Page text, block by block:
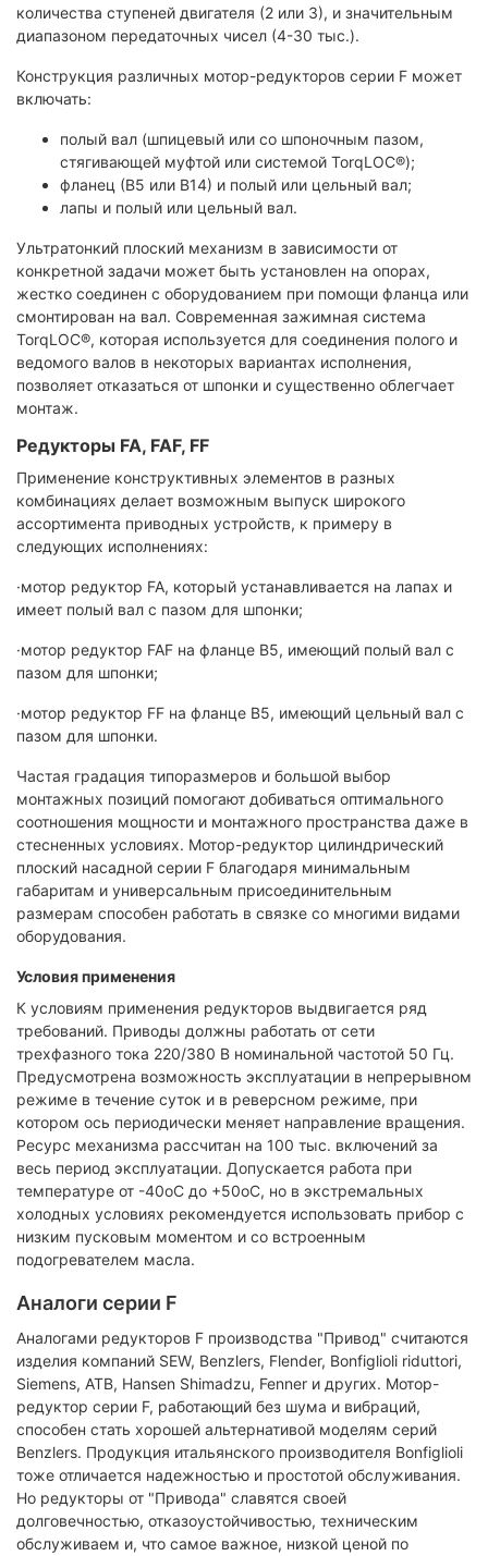
количества ступеней двигателя (2 или 3), и значительным
диапазоном передаточных чисел (4-30 тыс.).
Конструкция различных мотор-редукторов серии F может
включать:
полый вал (шпицевый или со шпоночным пазом,
стягивающей муфтой или системой TorqLOC®);
фланец (В5 или В14) и полый или цельный вал;
лапы и полый или цельный вал.
Ультратонкий плоский механизм в зависимости от
конкретной задачи может быть установлен на опорах,
жестко соединен с оборудованием при помощи фланца или
смонтирован на вал. Современная зажимная система
TorqLOC®, которая используется для соединения полого и
ведомого валов в некоторых вариантах исполнения,
позволяет отказаться от шпонки и существенно облегчает
монтаж.
Редукторы FA, FAF, FF
Применение конструктивных элементов в разных
комбинациях делает возможным выпуск широкого
ассортимента приводных устройств, к примеру в
следующих исполнениях:
·мотор редуктор FA, который устанавливается на лапах и
имеет полый вал с пазом для шпонки;
·мотор редуктор FAF на фланце В5, имеющий полый вал с
пазом для шпонки;
·мотор редуктор FF на фланце В5, имеющий цельный вал с
пазом для шпонки.
Частая градация типоразмеров и большой выбор
монтажных позиций помогают добиваться оптимального
соотношения мощности и монтажного пространства даже в
стесненных условиях. Мотор-редуктор цилиндрический
плоский насадной серии F благодаря минимальным
габаритам и универсальным присоединительным
размерам способен работать в связке со многими видами
оборудования.
Условия применения
К условиям применения редукторов выдвигается ряд
требований. Приводы должны работать от сети
трехфазного тока 220/380 В номинальной частотой 50 Гц.
Предусмотрена возможность эксплуатации в непрерывном
режиме в течение суток и в реверсном режиме, при
котором ось периодически меняет направление вращения.
Ресурс механизма рассчитан на 100 тыс. включений за
весь период эксплуатации. Допускается работа при
температуре от -40оС до +50оС, но в экстремальных
холодных условиях рекомендуется использовать прибор с
низким пусковым моментом и со встроенным
подогревателем масла.
Аналоги серии F
Аналогами редукторов F производства "Привод" считаются
изделия компаний SEW, Benzlers, Flender, Bonfiglioli riduttori,
Siemens, ATB, Hansen Shimadzu, Fenner и других. Мотор-
редуктор серии F, работающий без шума и вибраций,
способен стать хорошей альтернативой моделям серий
Benzlers. Продукция итальянского производителя Bonfiglioli
тоже отличается надежностью и простотой обслуживания.
Но редукторы от "Привода" славятся своей
долговечностью, отказоустойчивостью, техническим
обслуживаем и, что самое важное, низкой ценой по